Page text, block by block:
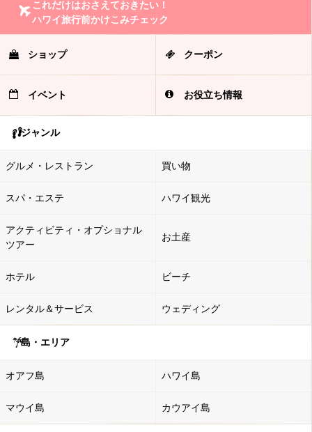
これだけはおさえておきたい！
ハワイ旅行前かけこみチェック
ショップ クーポン
イベント お役立ち情報
ジャンル
グルメ・レストラン 買い物
スパ・エステ ハワイ観光
アクティビティ・オプショナル
ツアー
お土産
ホテル ビーチ
レンタル＆サービス ウェディング
島・エリア
オアフ島 ハワイ島
マウイ島 カウアイ島